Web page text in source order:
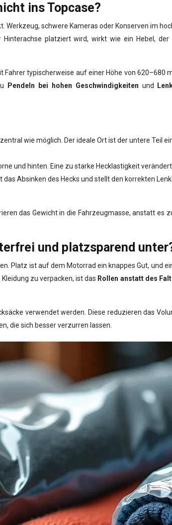
ins Topcase?
schwere Kameras oder Konserven im
platziert wird, wirkt wie ein Hebel,
typischerweise auf einer Höhe von 620–680
Pendeln bei hohen Geschwindigkeiten und
wie möglich. Der ideale Ort ist der untere Teil
und hinten. Eine zu starke Hecklastigkeit
Absinken des Hecks und stellt den korrekten
das Gewicht in die Fahrzeugmasse, anstatt es
und platzsparend
Platz ist auf dem Motorrad ein knappes Gut, und
zu verpacken, ist das Rollen anstatt des
verwendet werden. Diese reduzieren das
die sich besser verzurren lassen.